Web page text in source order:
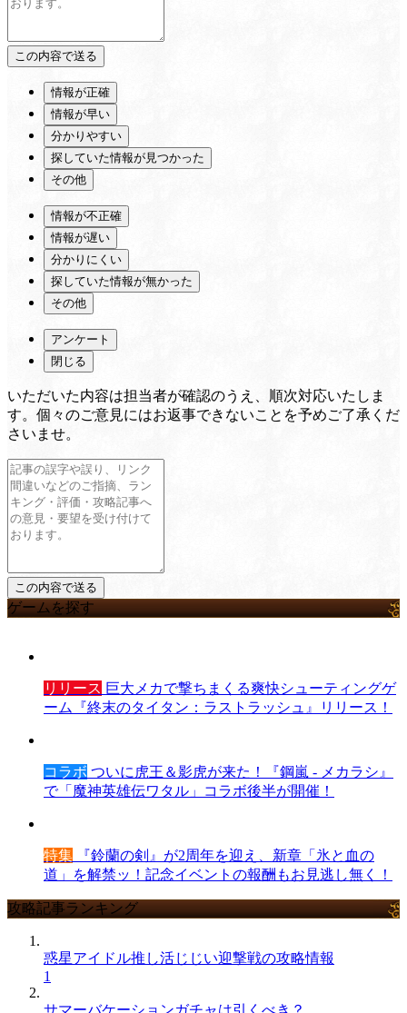
情報が正確
情報が早い
分かりやすい
探していた情報が見つかった
その他
情報が不正確
情報が遅い
分かりにくい
探していた情報が無かった
その他
アンケート
閉じる
いただいた内容は担当者が確認のうえ、順次対応いたしま
す。個々のご意見にはお返事できないことを予めご了承くだ
さいませ。
ゲームを探す
リリース 巨大メカで撃ちまくる爽快シューティングゲ
ーム『終末のタイタン：ラストラッシュ』リリース！
コラボ ついに虎王＆影虎が来た！『鋼嵐 - メカラシ』
で「魔神英雄伝ワタル」コラボ後半が開催！
特集 『鈴蘭の剣』が2周年を迎え、新章「氷と血の
道」を解禁ッ！記念イベントの報酬もお見逃し無く！
攻略記事ランキング
惑星アイドル推し活じじい迎撃戦の攻略情報
1
サマーバケーションガチャは引くべき？